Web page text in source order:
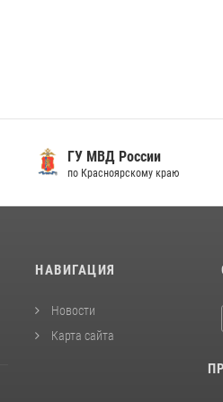
ГУ МВД России
по Красноярскому краю
НАВИГАЦИЯ
Новости
Карта сайта